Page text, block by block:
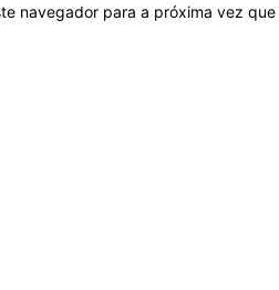
navegador para a próxima vez